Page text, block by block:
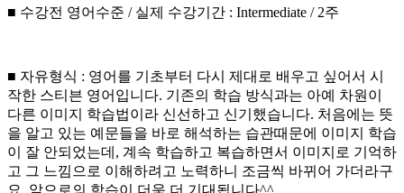
■ 수강전 영어수준 / 실제 수강기간 : Intermediate / 2주
■ 자유형식 : 영어를 기초부터 다시 제대로 배우고 싶어서 시
작한 스티븐 영어입니다. 기존의 학습 방식과는 아예 차원이
다른 이미지 학습법이라 신선하고 신기했습니다. 처음에는 뜻
을 알고 있는 예문들을 바로 해석하는 습관때문에 이미지 학습
이 잘 안되었는데, 계속 학습하고 복습하면서 이미지로 기억하
고 그 느낌으로 이해하려고 노력하니 조금씩 바뀌어 가더라구
요. 앞으로의 학습이 더욱 더 기대됩니다^^